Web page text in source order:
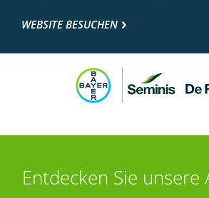
WEBSITE BESUCHEN
Entdecken Sie unsere